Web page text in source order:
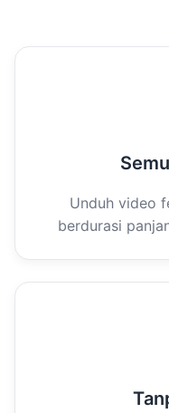
Unduh video
berdurasi